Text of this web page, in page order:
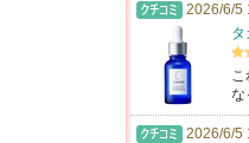
2026/6/5
タ
こ
な
2026/6/5